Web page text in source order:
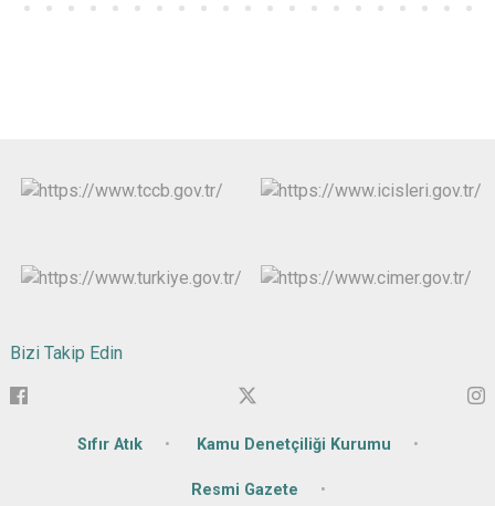
Bizi Takip Edin
Sıfır Atık Kamu Denetçiliği Kurumu
Resmi Gazete